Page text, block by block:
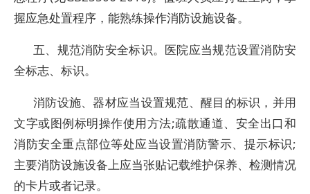
握应急处置程序，能熟练操作消防设施设备。
五、规范消防安全标识。医院应当规范设置消防安
全标志、标识。
消防设施、器材应当设置规范、醒目的标识，并用
文字或图例标明操作使用方法;疏散通道、安全出口和
消防安全重点部位等处应当设置消防警示、提示标识;
主要消防设施设备上应当张贴记载维护保养、检测情况
的卡片或者记录。